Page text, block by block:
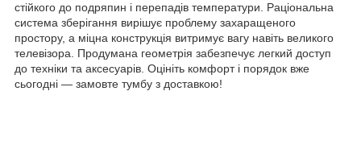
стійкого до подряпин і перепадів температури. Раціональна
система зберігання вирішує проблему захаращеного
простору, а міцна конструкція витримує вагу навіть великого
телевізора. Продумана геометрія забезпечує легкий доступ
до техніки та аксесуарів. Оцініть комфорт і порядок вже
сьогодні — замовте тумбу з доставкою!